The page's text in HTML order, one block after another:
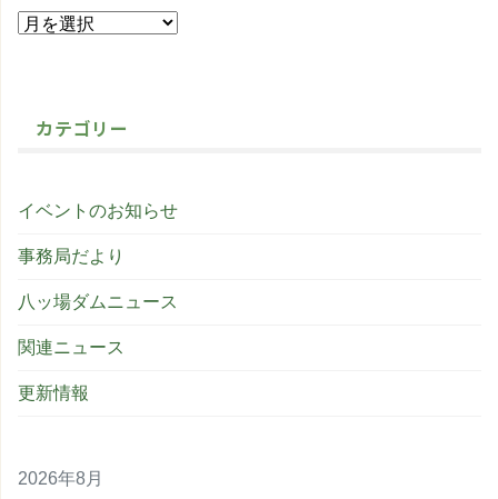
カテゴリー
イベントのお知らせ
事務局だより
八ッ場ダムニュース
関連ニュース
更新情報
2026年8月